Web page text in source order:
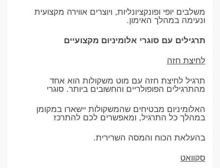
משלבים יופי ופונקציונליות, ויוצרים אווירה מקצועית
ונעימה במהלך האימון.
תרגילים עם סוגרי אלומיניום מקצועיים
לחיצת חזה
תרגיל לחיצת חזה עם מוט משקולות הוא אחד
מהתרגילים הפופולריים והחשובים ביותר. סוגרי
האלומיניום מבטיחים שהמשקולות יישארו במקומן
במהלך כל התרגיל, ומאפשרים לכם להתרכז
בהעלאת הכוח והמסה השרירית.
סקוואט